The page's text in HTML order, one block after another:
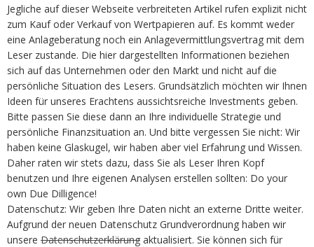
Jegliche auf dieser Webseite verbreiteten Artikel rufen explizit nicht
zum Kauf oder Verkauf von Wertpapieren auf. Es kommt weder
eine Anlageberatung noch ein Anlagevermittlungsvertrag mit dem
Leser zustande. Die hier dargestellten Informationen beziehen
sich auf das Unternehmen oder den Markt und nicht auf die
persönliche Situation des Lesers. Grundsätzlich möchten wir Ihnen
Ideen für unseres Erachtens aussichtsreiche Investments geben.
Bitte passen Sie diese dann an Ihre individuelle Strategie und
persönliche Finanzsituation an. Und bitte vergessen Sie nicht: Wir
haben keine Glaskugel, wir haben aber viel Erfahrung und Wissen.
Daher raten wir stets dazu, dass Sie als Leser Ihren Kopf
benutzen und Ihre eigenen Analysen erstellen sollten: Do your
own Due Dilligence!
Datenschutz: Wir geben Ihre Daten nicht an externe Dritte weiter.
Aufgrund der neuen Datenschutz Grundverordnung haben wir
unsere Datenschutzerklärung aktualisiert. Sie können sich für